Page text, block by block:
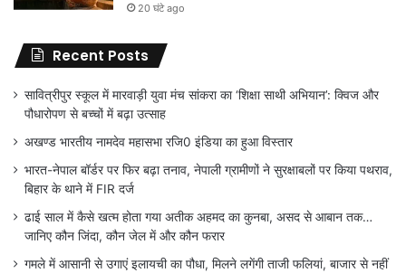
20 घंटे ago
Recent Posts
सावित्रीपुर स्कूल में मारवाड़ी युवा मंच सांकरा का ‘शिक्षा साथी अभियान’: क्विज और
पौधारोपण से बच्चों में बढ़ा उत्साह
अखण्ड भारतीय नामदेव महासभा रजि0 इंडिया का हुआ विस्तार
भारत-नेपाल बॉर्डर पर फिर बढ़ा तनाव, नेपाली ग्रामीणों ने सुरक्षाबलों पर किया पथराव,
बिहार के थाने में FIR दर्ज
ढाई साल में कैसे खत्म होता गया अतीक अहमद का कुनबा, असद से आबान तक…
जानिए कौन जिंदा, कौन जेल में और कौन फरार
गमले में आसानी से उगाएं इलायची का पौधा, मिलने लगेंगी ताजी फलियां, बाजार से नहीं